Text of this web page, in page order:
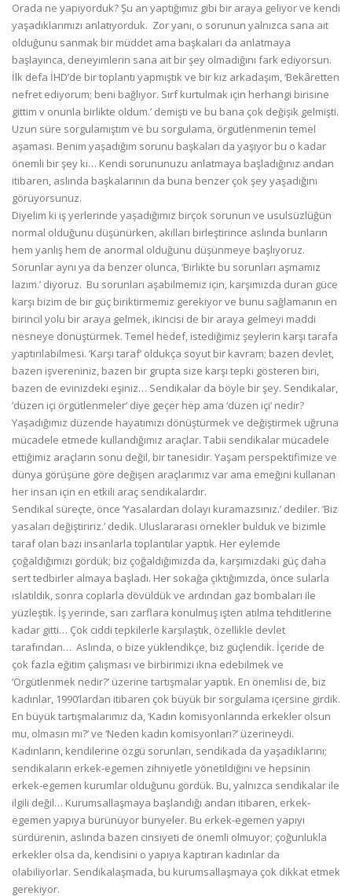
Orada ne yapıyorduk? Şu an yaptığımız gibi bir araya geliyor ve kendi
yaşadıklarımızı anlatıyorduk. Zor yanı, o sorunun yalnızca sana ait
olduğunu sanmak bir müddet ama başkaları da anlatmaya
başlayınca, deneyimlerin sana ait bir şey olmadığını fark ediyorsun.
İlk defa İHD’de bir toplantı yapmıştık ve bir kız arkadaşım, ‘Bekâretten
nefret ediyorum; beni bağlıyor. Sırf kurtulmak için herhangi birisine
gittim v onunla birlikte oldum.’ demişti ve bu bana çok değişik gelmişti.
Uzun süre sorgulamıştım ve bu sorgulama, örgütlenmenin temel
aşaması. Benim yaşadığım sorunu başkaları da yaşıyor bu o kadar
önemli bir şey ki… Kendi sorununuzu anlatmaya başladığınız andan
itibaren, aslında başkalarının da buna benzer çok şey yaşadığını
görüyorsunuz.
Diyelim ki iş yerlerinde yaşadığımız birçok sorunun ve usulsüzlüğün
normal olduğunu düşünürken, akılları birleştirince aslında bunların
hem yanlış hem de anormal olduğunu düşünmeye başlıyoruz.
Sorunlar aynı ya da benzer olunca, ‘Birlikte bu sorunları aşmamız
lazım.’ diyoruz. Bu sorunları aşabilmemiz için, karşımızda duran güce
karşı bizim de bir güç biriktirmemiz gerekiyor ve bunu sağlamanın en
birincil yolu bir araya gelmek, ikincisi de bir araya gelmeyi maddi
nesneye dönüştürmek. Temel hedef, istediğimiz şeylerin karşı tarafa
yaptırılabilmesi. ‘Karşı taraf’ oldukça soyut bir kavram; bazen devlet,
bazen işvereniniz, bazen bir grupta size karşı tepki gösteren biri,
bazen de evinizdeki eşiniz… Sendikalar da böyle bir şey. Sendikalar,
‘düzen içi örgütlenmeler’ diye geçer hep ama ‘düzen içi’ nedir?
Yaşadığımız düzende hayatımızı dönüştürmek ve değiştirmek uğruna
mücadele etmede kullandığımız araçlar. Tabii sendikalar mücadele
ettiğimiz araçların sonu değil, bir tanesidir. Yaşam perspektifimize ve
dünya görüşüne göre değişen araçlarımız var ama emeğini kullanan
her insan için en etkili araç sendikalardır.
Sendikal süreçte, önce ‘Yasalardan dolayı kuramazsınız.’ dediler. ‘Biz
yasaları değiştiririz.’ dedik. Uluslararası örnekler bulduk ve bizimle
taraf olan bazı insanlarla toplantılar yaptık. Her eylemde
çoğaldığımızı gördük; biz çoğaldığımızda da, karşımızdaki güç daha
sert tedbirler almaya başladı. Her sokağa çıktığımızda, önce sularla
ıslatıldık, sonra coplarla dövüldük ve ardından gaz bombaları ile
yüzleştik. İş yerinde, sarı zarflara konulmuş işten atılma tehditlerine
kadar gitti… Çok ciddi tepkilerle karşılaştık, özellikle devlet
tarafından… Aslında, o bize yüklendikçe, biz güçlendik. İçeride de
çok fazla eğitim çalışması ve birbirimizi ikna edebilmek ve
‘Örgütlenmek nedir?’ üzerine tartışmalar yaptık. En önemlisi de, biz
kadınlar, 1990’lardan itibaren çok büyük bir sorgulama içersine girdik.
En büyük tartışmalarımız da, ‘Kadın komisyonlarında erkekler olsun
mu, olmasın mı?’ ve ‘Neden kadın komisyonları?’ üzerineydi.
Kadınların, kendilerine özgü sorunları, sendikada da yaşadıklarını;
sendikaların erkek-egemen zihniyetle yönetildiğini ve hepsinin
erkek-egemen kurumlar olduğunu gördük. Bu, yalnızca sendikalar ile
ilgili değil… Kurumsallaşmaya başlandığı andan itibaren, erkek-
egemen yapıya bürünüyor bünyeler. Bu erkek-egemen yapıyı
sürdürenin, aslında bazen cinsiyeti de önemli olmuyor; çoğunlukla
erkekler olsa da, kendisini o yapıya kaptıran kadınlar da
olabiliyorlar. Sendikalaşmada, bu kurumsallaşmaya çok dikkat etmek
gerekiyor.